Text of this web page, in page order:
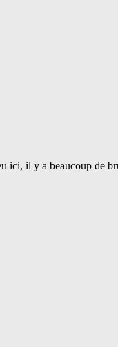
ici, il y a beaucoup de